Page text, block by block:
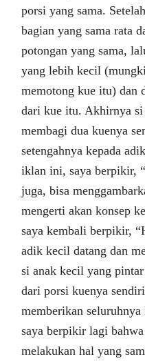
porsi yang sama.
bagian yang sama rata
potongan yang sama,
yang lebih kecil
memotong kue itu) dan
dari kue itu. Akhirnya
membagi dua kuenya
setengahnya kepada
iklan ini, saya berpikir,
juga, bisa
mengerti akan konsep
saya kembali berpikir,
adik kecil datang dan
si anak kecil yang
dari porsi kuenya
memberikan
saya berpikir lagi
melakukan hal yang